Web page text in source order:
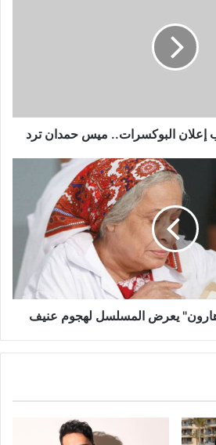
إعلان البوكسرات.. ميس حمدان ترد
هارون" يعرض المسلسل لهجوم عنيف